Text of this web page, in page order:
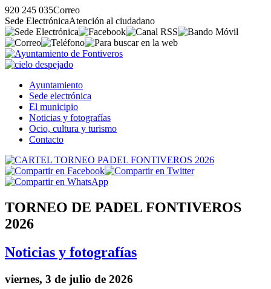
920 245 035Correo
Sede ElectrónicaAtención al ciudadano
Ayuntamiento
Sede electrónica
El municipio
Noticias y fotografías
Ocio, cultura y turismo
Contacto
TORNEO DE PADEL FONTIVEROS
2026
Noticias y fotografías
viernes, 3 de julio de 2026